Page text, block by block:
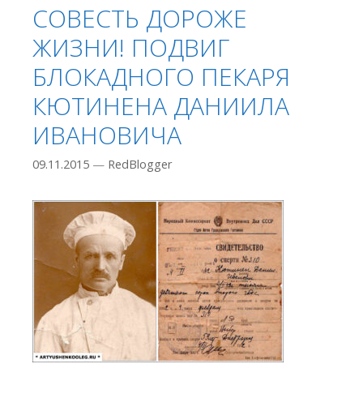
СОВЕСТЬ ДОРОЖЕ
ЖИЗНИ! ПОДВИГ
БЛОКАДНОГО ПЕКАРЯ
КЮТИНЕНА ДАНИИЛА
ИВАНОВИЧА
09.11.2015 — RedBlogger